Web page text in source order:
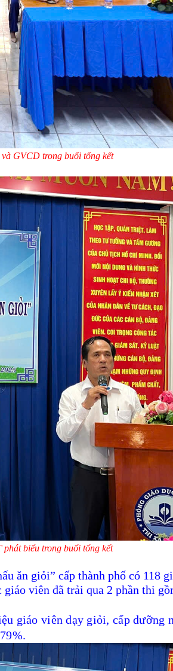
GVCD trong buổi tổng kết
biểu trong buổi tổng kết
ăn giỏi” cấp thành phố có 118
giáo viên đã trải qua 2 phần thi
giáo viên dạy giỏi, cấp dưỡng
%.